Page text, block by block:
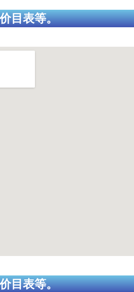
目表等。
目表等。